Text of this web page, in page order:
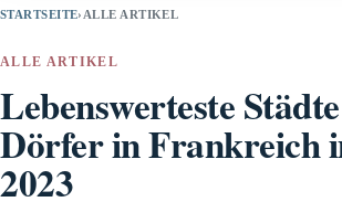
STARTSEITE› ALLE ARTIKEL
ALLE ARTIKEL
Lebenswerteste
Dörfer in Frankreich
2023